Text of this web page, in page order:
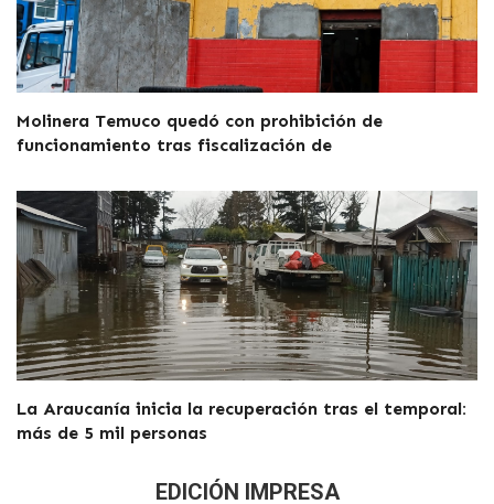
Molinera Temuco quedó con prohibición de
funcionamiento tras fiscalización de
La Araucanía inicia la recuperación tras el temporal:
más de 5 mil personas
EDICIÓN IMPRESA